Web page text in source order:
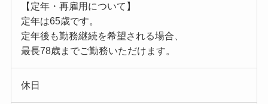
【定年・再雇用について】
定年は65歳です。
定年後も勤務継続を希望される場合、
最長78歳までご勤務いただけます。
休日